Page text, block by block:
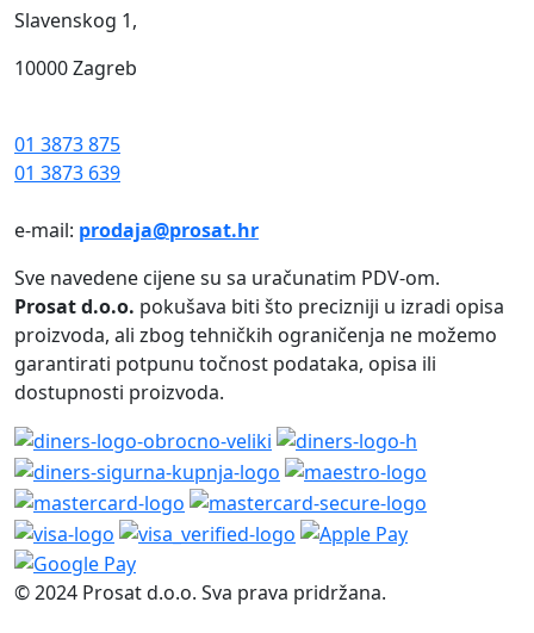
Slavenskog 1,
10000 Zagreb
01 3873 875
01 3873 639
e-mail: prodaja@prosat.hr
Sve navedene cijene su sa uračunatim PDV-om.
Prosat d.o.o. pokušava biti što precizniji u izradi opisa
proizvoda, ali zbog tehničkih ograničenja ne možemo
garantirati potpunu točnost podataka, opisa ili
dostupnosti proizvoda.
© 2024 Prosat d.o.o. Sva prava pridržana.